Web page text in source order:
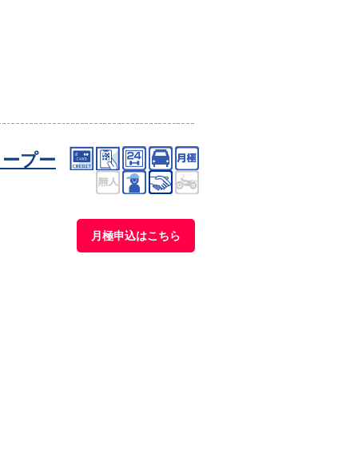
プー
月極申込はこちら